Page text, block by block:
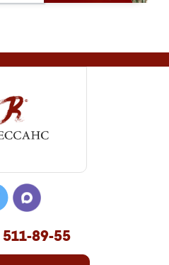
511-89-55